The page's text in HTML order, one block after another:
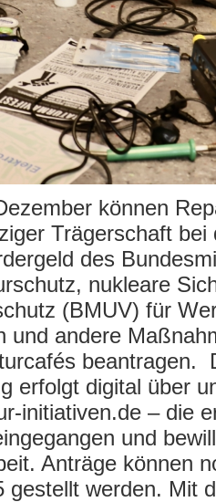
können
Trägerschaft
des
nukleare
(BMUV) für
und andere
beantragen.
erfolgt digital über
initiativen.de – die
und
Anträge können
gestellt werden. Mit